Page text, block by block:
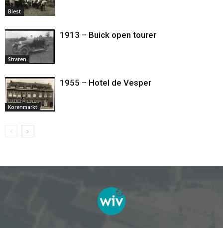
Biest
Straten
1913 – Buick open tourer
Korenmarkt
1955 – Hotel de Vesper